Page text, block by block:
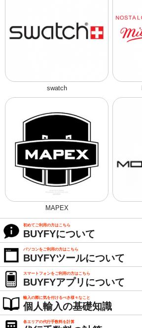
swatch
MAPEX
初めてご利用の方はこちら
BUYFYについて
パソコンをご利用の方はこちら
BUYFYツールについて
スマートフォンをご利用の方はこちら
BUYFYアプリについて
輸入の際に気を付けるべき様々なこと
個人輸入の基礎知識
各エリアの代行手数料を計算